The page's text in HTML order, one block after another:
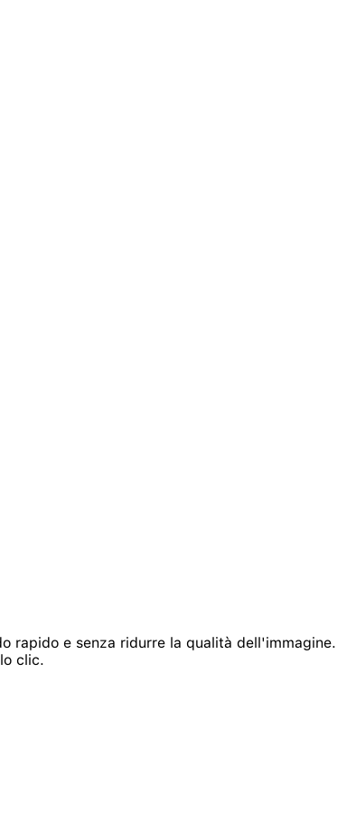
rapido e senza ridurre la qualità dell'immagine.
clic.